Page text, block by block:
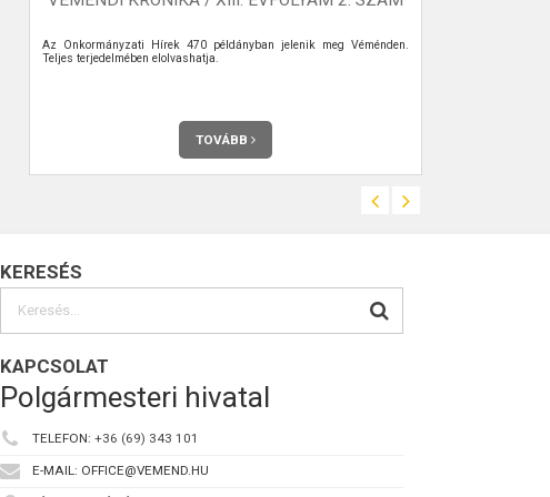
Az Önkormányzati Hírek 470 példányban jelenik meg Véménden.
Teljes terjedelmében elolvashatja.
TOVÁBB
KERESÉS
KAPCSOLAT
Polgármesteri hivatal
TELEFON: +36 (69) 343 101
E-MAIL: OFFICE@VEMEND.HU